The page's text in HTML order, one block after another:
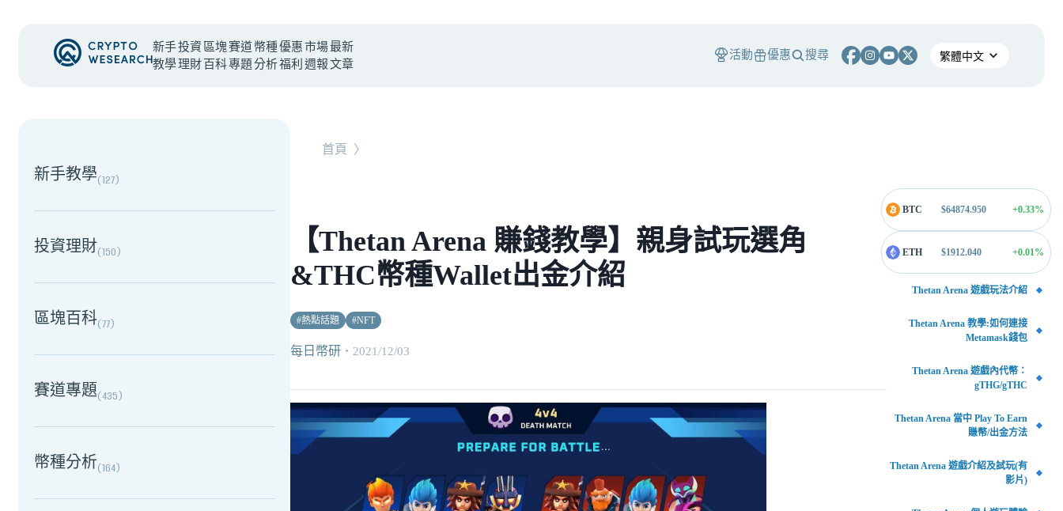
新手
教學
投資
理財
區塊
百科
賽道
專題
幣種
分析
優惠
福利
市場
週報
最新
文章
活動 優惠 搜尋
NEW EVENT
新手教學(127)
投資理財(150)
區塊百科(77)
賽道專題(435)
幣種分析(164)
首頁 〉
【Thetan Arena 賺錢教學】親身試玩選角
&THC幣種Wallet出金介紹
#熱點話題 #NFT
每日幣研 ・ 2021/12/03
BTC $64874.950 +0.33%
ETH $1912.040 +0.01%
Thetan Arena 遊戲玩法介紹
Thetan Arena 教學:如何連接
Metamask錢包
Thetan Arena 遊戲內代幣：
gTHG/gTHC
Thetan Arena 當中 Play To Earn
賺幣/出金方法
Thetan Arena 遊戲介紹及試玩(有
影片)